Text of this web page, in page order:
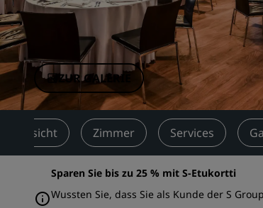
Verbundene Marken in China
ZUR GALERIE
Übersicht Zimmer Services
Sparen Sie bis zu 25 % mit S-Etukortti
Wussten Sie, dass Sie als Kunde der S